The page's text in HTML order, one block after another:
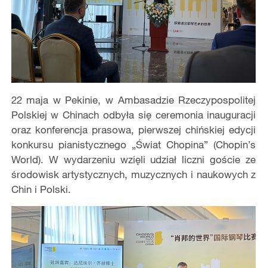
22 maja w Pekinie, w Ambasadzie Rzeczypospolitej
Polskiej w Chinach odbyła się ceremonia inauguracji
oraz konferencja prasowa, pierwszej chińskiej edycji
konkursu pianistycznego „Świat Chopina” (Chopin’s
World). W wydarzeniu wzięli udział liczni goście ze
środowisk artystycznych, muzycznych i naukowych z
Chin i Polski.